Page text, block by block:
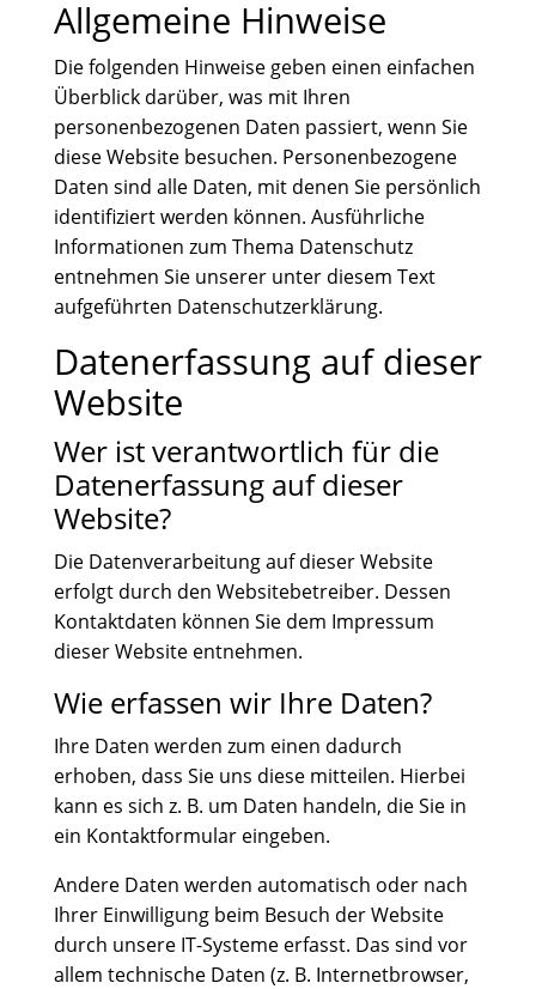
Allgemeine Hinweise
Die folgenden Hinweise geben einen einfachen
Überblick darüber, was mit Ihren
personenbezogenen Daten passiert, wenn Sie
diese Website besuchen. Personenbezogene
Daten sind alle Daten, mit denen Sie persönlich
identifiziert werden können. Ausführliche
Informationen zum Thema Datenschutz
entnehmen Sie unserer unter diesem Text
aufgeführten Datenschutzerklärung.
Datenerfassung auf dieser
Website
Wer ist verantwortlich für die
Datenerfassung auf dieser
Website?
Die Datenverarbeitung auf dieser Website
erfolgt durch den Websitebetreiber. Dessen
Kontaktdaten können Sie dem Impressum
dieser Website entnehmen.
Wie erfassen wir Ihre Daten?
Ihre Daten werden zum einen dadurch
erhoben, dass Sie uns diese mitteilen. Hierbei
kann es sich z. B. um Daten handeln, die Sie in
ein Kontaktformular eingeben.
Andere Daten werden automatisch oder nach
Ihrer Einwilligung beim Besuch der Website
durch unsere IT-Systeme erfasst. Das sind vor
allem technische Daten (z. B. Internetbrowser,

+49-6221-33 52 97
M: +49-174-163 95 98
 E: kontakt@sprache-wirkt.de
Que puis-je faire pour vous ?
Prenez contact avec moi:
 T:+49-6221-33 52 97
+49-174-163 95 98
 E:kontakt@sprache-wirkt.de
¿En qué le puedo ayudar?
Póngase en contacto conmigo:
 T:+49-6221-33 52 97
M: +49-174-163 95 98
 kontakt@sprache-wirkt.de